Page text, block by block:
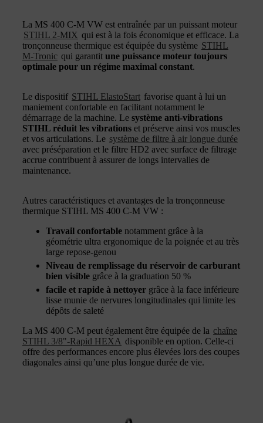
La MS 400 C-M VW est entraînée par un puissant moteur
STIHL 2-MIX qui est à la fois économique et efficace. La
tronçonneuse thermique est équipée du système STIHL
M-Tronic qui garantit une puissance moteur toujours
optimale pour un régime maximal constant.
Le dispositif STIHL ElastoStart favorise quant à lui un
maniement confortable en facilitant notamment le
démarrage de la machine. Le système anti-vibrations
STIHL réduit les vibrations et préserve ainsi vos muscles
et vos articulations. Le système de filtre à air longue durée
avec préséparation et le filtre HD2 avec surface de filtrage
accrue contribuent à assurer de longs intervalles de
maintenance.
Autres caractéristiques et avantages de la tronçonneuse
thermique STIHL MS 400 C-M VW :
Travail confortable notamment grâce à la
géométrie ultra ergonomique de la poignée et au très
large repose-genou
Niveau de remplissage du réservoir de carburant
bien visible grâce à la graduation 50 %
facile et rapide à nettoyer grâce à la face inférieure
lisse munie de nervures longitudinales qui limite les
dépôts de saleté
La MS 400 C-M peut également être équipée de la chaîne
STIHL 3/8"-Rapid HEXA disponible en option. Celle-ci
offre des performances encore plus élevées lors des coupes
diagonales ainsi qu’une plus longue durée de vie.